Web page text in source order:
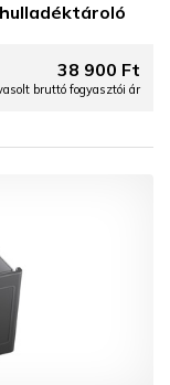
38 900 Ft
bruttó fogyasztói ár